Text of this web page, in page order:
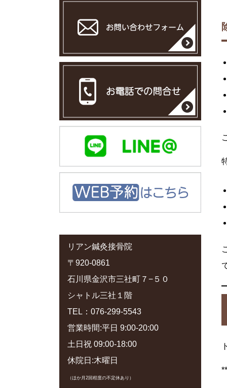
リアン鍼灸接骨院
〒920-0861
石川県金沢市三社町７−５０
シャトル三社１階
TEL：076-299-5543
営業時間:平日 9:00-20:00
土日祝 09:00-18:00
休院日:木曜日
（ほか月2回程度の不定休あり）